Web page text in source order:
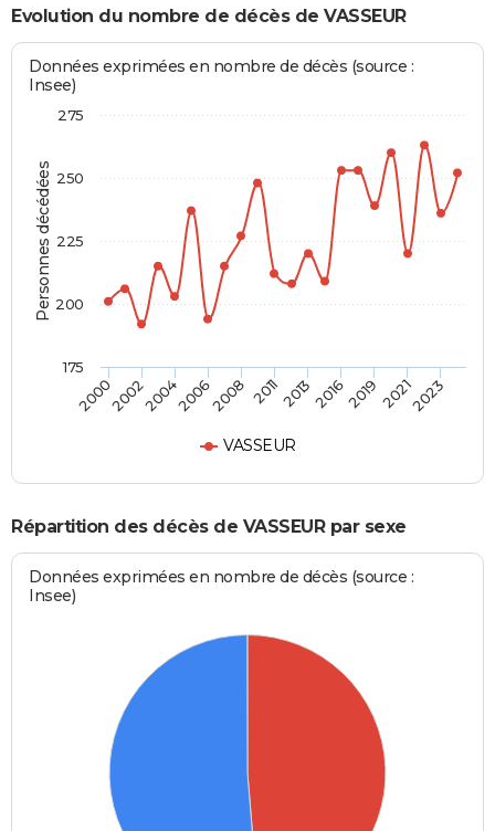
Evolution du nombre de décès de VASSEUR
Personnes décédées
Données exprimées en nombre de décès (source :
Insee)
VASSEUR
20002002200420062008 201120132016201920212023
200
175
225
250
275
Répartition des décès de VASSEUR par sexe
Données exprimées en nombre de décès (source :
Insee)